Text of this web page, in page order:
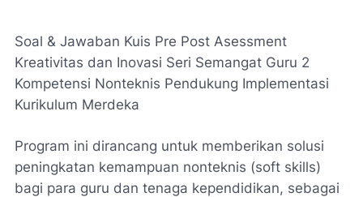
Soal & Jawaban Kuis Pre Post Asessment
Kreativitas dan Inovasi Seri Semangat Guru 2
Kompetensi Nonteknis Pendukung Implementasi
Kurikulum Merdeka
Program ini dirancang untuk memberikan solusi
peningkatan kemampuan nonteknis (soft skills)
bagi para guru dan tenaga kependidikan, sebagai